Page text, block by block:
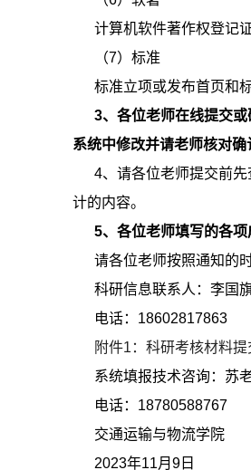
计算机软件著作权登记
（7）标准
标准立项或发布首页和
3、各位老师在线提交
系统中修改并请老师核对确
4、请各位老师提交前
计的内容。
5、各位老师填写的各项
请各位老师按照通知的
科研信息联系人：李国
电话：18602817863
附件1：科研考核材料
系统填报技术咨询：苏
电话：18780588767
交通运输与物流学院
2023年11月9日